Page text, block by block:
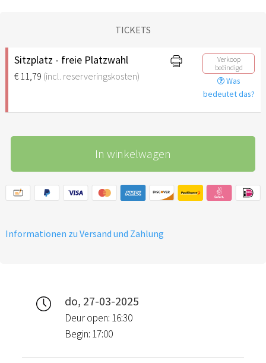
TICKETS
Sitzplatz - freie Platzwahl
€ 11,79 (incl. reserveringskosten)
Verkoop
beëindigd
Was
bedeutet das?
In winkelwagen
Informationen zu Versand und Zahlung
do, 27-03-2025
Deur open: 16:30
Begin: 17:00